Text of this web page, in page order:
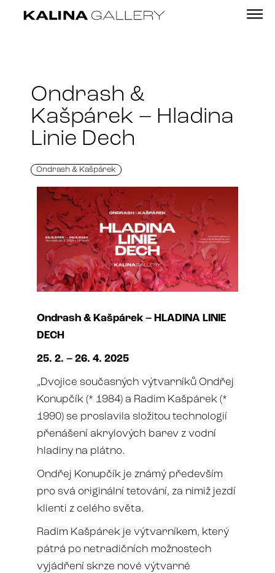
Ondrash &
Kašpárek – Hladina
Linie Dech
Ondrash & Kašpárek
Ondrash & Kašpárek – HLADINA LINIE
DECH
25. 2. – 26. 4. 2025
„Dvojice současných výtvarníků Ondřej
Konupčík (* 1984) a Radim Kašpárek (*
1990) se proslavila složitou technologií
přenášení akrylových barev z vodní
hladiny na plátno.
Ondřej Konupčík je známý především
pro svá originální tetování, za nimiž jezdí
klienti z celého světa.
Radim Kašpárek je výtvarníkem, který
pátrá po netradičních možnostech
vyjádření skrze nové výtvarné